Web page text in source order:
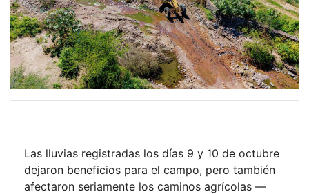
Las lluvias registradas los días 9 y 10 de octubre
dejaron beneficios para el campo, pero también
afectaron seriamente los caminos agrícolas —